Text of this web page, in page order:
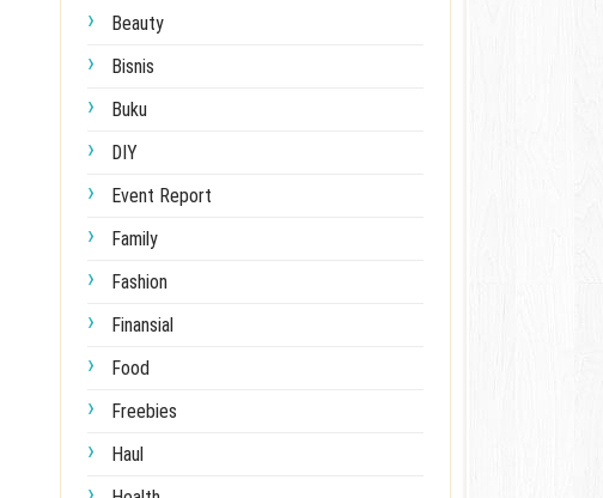
Beauty
Bisnis
Buku
DIY
Event Report
Family
Fashion
Finansial
Food
Freebies
Haul